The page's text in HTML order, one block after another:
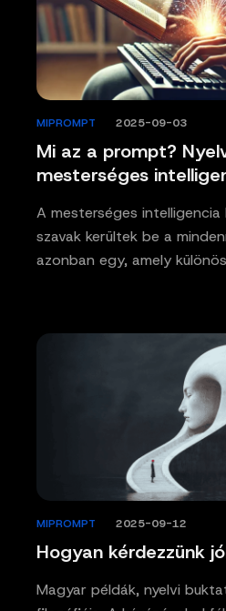
Mi az a prompt?
mesterséges
MIPROMPT 2025-09-03
A mesterséges intelligencia
szavak kerültek be a
azonban egy, amely
Hogyan kérdezzünk
MIPROMPT 2025-09-12
Magyar példák, nyelvi